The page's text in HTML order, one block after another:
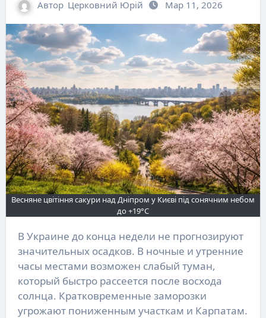
Автор Церковний Юрій Мар 11, 2026
Весняне цвітіння сакури над Дніпром у Києві під сонячним небом
до +19°C
В Украине до конца недели не прогнозируют
значительных осадков. В ночные и утренние
часы местами возможен слабый туман,
который быстро рассеется после восхода
солнца. Кратковременные заморозки
угрожают пониженным участкам и Карпатам.